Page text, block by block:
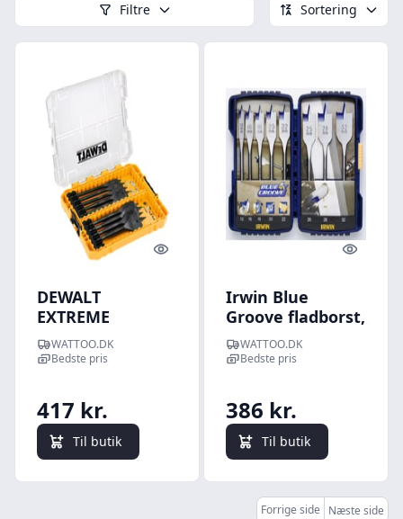
Filtre Sortering
Quick look
DEWALT
EXTREME
Fladborst, 12-32
mm, 9 stk.
WATTOO.DK
Bedste pris
417 kr.
Til butik
Quick
Irwin Blue
Groove fladborst,
8 stk., 12-32 mm
WATTOO.DK
Bedste pris
386 kr.
Til butik
Forrige side Næste side